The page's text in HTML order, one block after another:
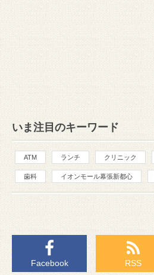
いま注目のキーワード
ATM ランチ クリニック
歯科 イオンモール幕張新都心
Facebook RSS